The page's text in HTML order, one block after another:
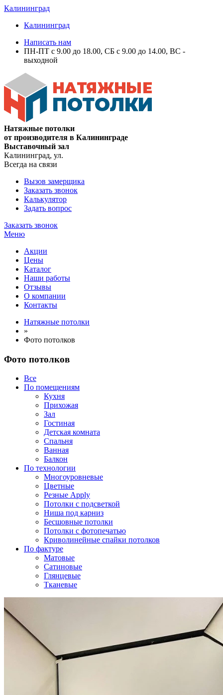
Калининград
Калининград
Написать нам
ПН-ПТ с 9.00 до 18.00, СБ с 9.00 до 14.00, ВС -
выходной
Натяжные потолки
от производителя в Калининграде
Выставочный зал
Калининград, ул.
Всегда на связи
Вызов замерщика
Заказать звонок
Калькулятор
Задать вопрос
Заказать звонок
Меню
Акции
Цены
Каталог
Наши работы
Отзывы
О компании
Контакты
Натяжные потолки
»
Фото потолков
Фото потолков
Все
По помещениям
Кухня
Прихожая
Зал
Гостиная
Детская комната
Спальня
Ванная
Балкон
По технологии
Многоуровневые
Цветные
Резные Apply
Потолки с подсветкой
Ниша под карниз
Бесшовные потолки
Потолки с фотопечатью
Криволинейные спайки потолков
По фактуре
Матовые
Сатиновые
Глянцевые
Тканевые